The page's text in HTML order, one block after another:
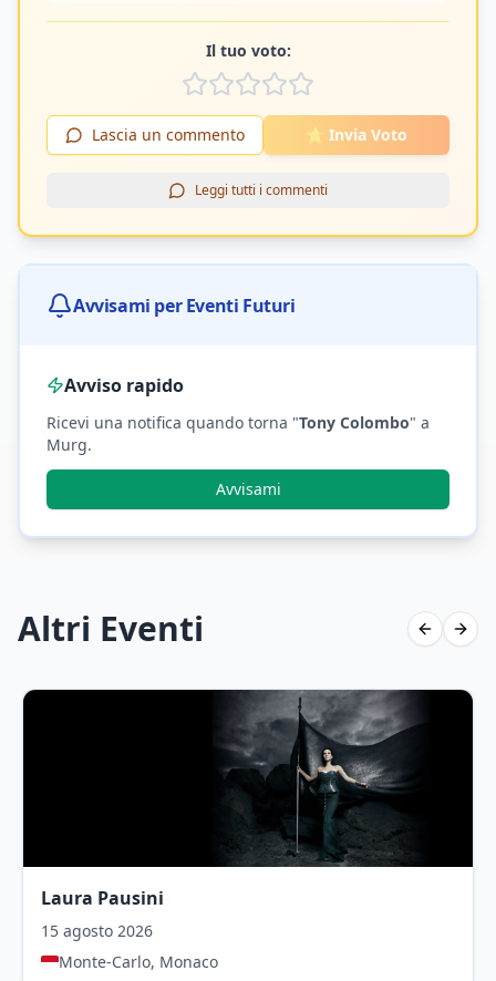
Il tuo voto:
Lascia un commento ⭐ Invia Voto
Leggi tutti i commenti
Avvisami per Eventi Futuri
Avviso rapido
Ricevi una notifica quando torna "Tony Colombo" a
Murg.
Avvisami
Altri Eventi Previous
Laura Pausini
15 agosto 2026
Monte-Carlo, Monaco